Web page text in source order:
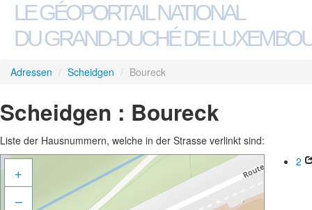
LE GÉOPORTAIL NATIONAL
DU GRAND-DUCHÉ DE
Adressen / Scheidgen / Boureck
Scheidgen : Boureck
Liste der Hausnummern, welche in der Strasse verlinkt sind:
+
–
2